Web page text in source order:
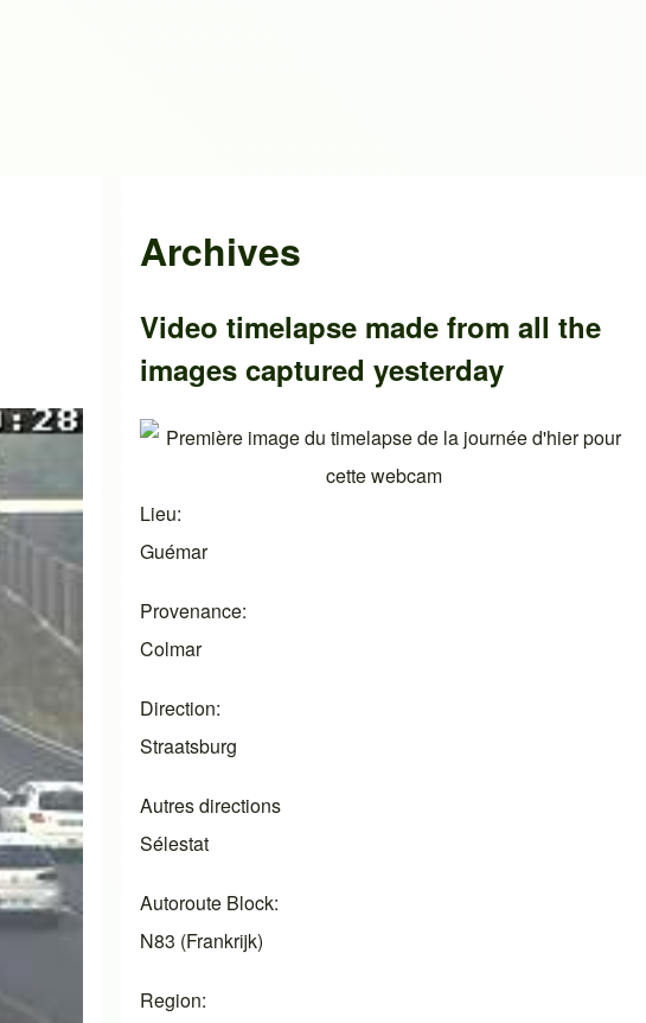
Archives
Video timelapse made from all the
images captured yesterday
Lieu
Guémar
Provenance
Colmar
Direction
Straatsburg
Autres directions
Sélestat
Autoroute Block
N83 (Frankrijk)
Region